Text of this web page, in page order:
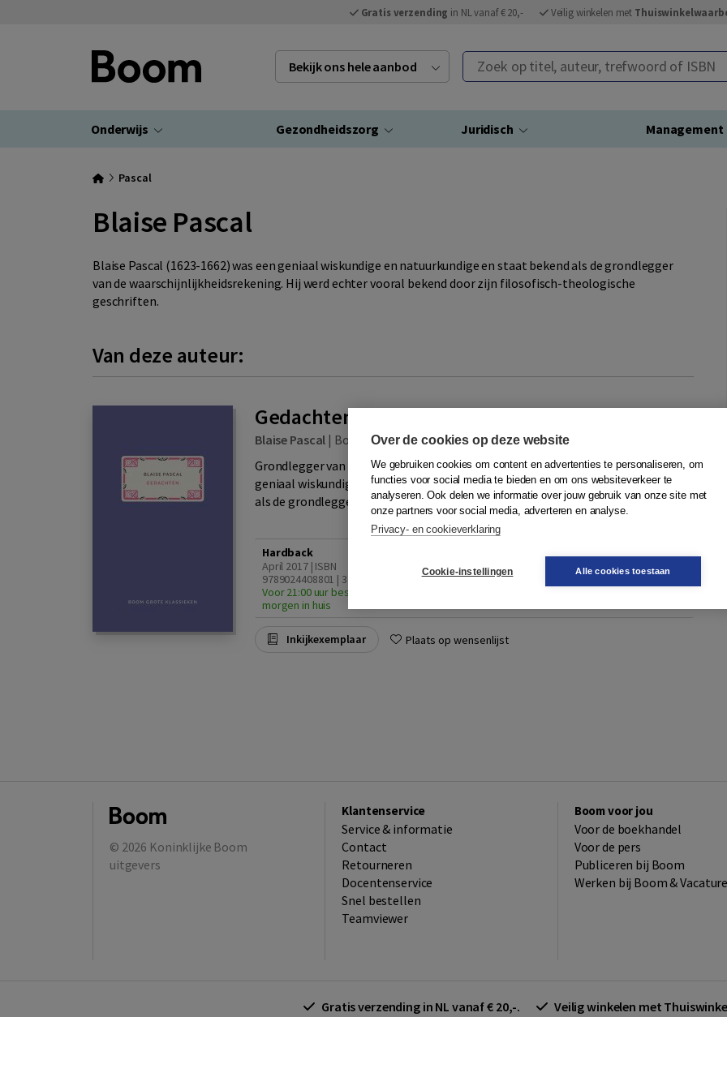
Gratis verzending in NL vanaf € 20,- Veilig winkelen met
Bekijk ons hele aanbod Zoek op titel, auteur, trefwoord of ISBN
Onderwijs Gezondheidszorg Juridisch Management
Pascal
Blaise Pascal
Blaise Pascal (1623-1662) was een geniaal wiskundige en natuurkundige en staat bekend als de grondlegger
van de waarschijnlijkheidsrekening. Hij werd echter vooral bekend door zijn filosofisch-theologische
geschriften.
Van deze auteur:
Gedachten
Blaise Pascal | Boom
Grondlegger van de waarschijnlijkheidsrekening Blaise Pascal was een
geniaal wiskundige en natuurkundige uit de zeventiende eeuw en staat bekend
als de grondlegger van de waarschijnlijkheidsrekeni...Meer
Hardback
April 2017 | ISBN
9789024408801 | 3e druk
Voor 21:00 uur besteld,
morgen in huis
49,90 Quantity
− In winkelwagen
Inkijkexemplaar Plaats op wensenlijst
© 2026 Koninklijke Boom
uitgevers
Klantenservice
Service & informatie
Contact
Retourneren
Docentenservice
Snel bestellen
Teamviewer
Boom voor jou
Voor de boekhandel
Voor de pers
Publiceren bij Boom
Werken bij Boom &
Gratis verzending in NL vanaf € 20,-. Veilig winkelen met
Over de cookies op deze website
We gebruiken cookies om content en advertenties te personaliseren, om
functies voor social media te bieden en om ons websiteverkeer te
analyseren. Ook delen we informatie over jouw gebruik van onze site met
onze partners voor social media, adverteren en analyse.
Privacy- en cookieverklaring
Cookie-instellingen Alle cookies toestaan